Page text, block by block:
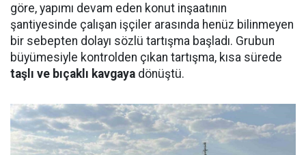
göre, yapımı devam eden konut inşaatının
şantiyesinde çalışan işçiler arasında henüz bilinmeyen
bir sebepten dolayı sözlü tartışma başladı. Grubun
büyümesiyle kontrolden çıkan tartışma, kısa sürede
taşlı ve bıçaklı kavgaya dönüştü.